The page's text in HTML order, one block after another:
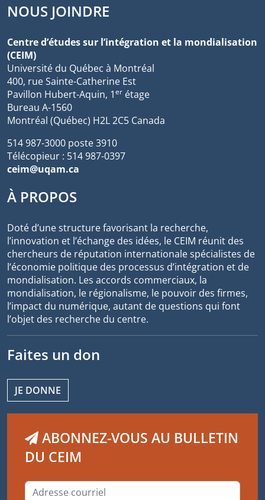
NOUS JOINDRE
Centre d’études sur l’intégration et la mondialisation
(CEIM)
Université du Québec à Montréal
400, rue Sainte-Catherine Est
Pavillon Hubert-Aquin, 1er étage
Bureau A-1560
Montréal (Québec) H2L 2C5 Canada
514 987-3000 poste 3910
Télécopieur : 514 987-0397
ceim@uqam.ca
À PROPOS
Doté d’une structure favorisant la recherche,
l’innovation et l’échange des idées, le CEIM réunit des
chercheurs de réputation internationale spécialistes de
l’économie politique des processus d’intégration et de
mondialisation. Les accords commerciaux, la
mondialisation, le régionalisme, le pouvoir des firmes,
l’impact du numérique, autant de questions qui font
l’objet des recherche du centre.
Faites un don
JE DONNE
ABONNEZ-VOUS AU BULLETIN
DU CEIM